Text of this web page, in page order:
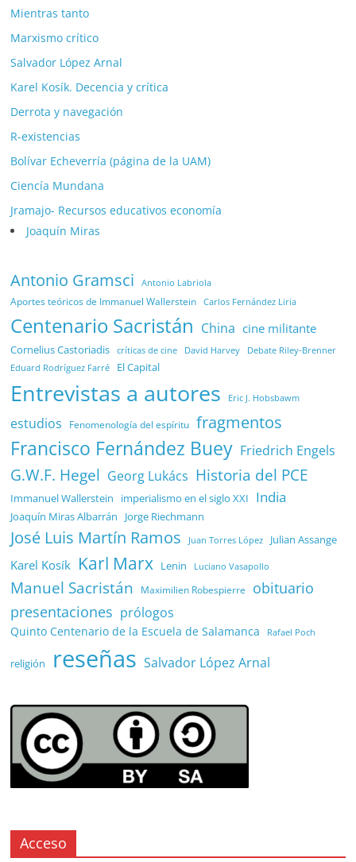
Mientras tanto
Marxismo crítico
Salvador López Arnal
Karel Kosík. Decencia y crítica
Derrota y navegación
R-existencias
Bolívar Echeverría (página de la UAM)
Ciencía Mundana
Jramajo- Recursos educativos economía
Joaquín Miras
Antonio Gramsci Antonio Labriola
Aportes teóricos de Immanuel Wallerstein Carlos Fernández Liria
Centenario Sacristán China cine militante
Cornelius Castoriadis críticas de cine David Harvey Debate Riley-Brenner
Eduard Rodríguez Farré El Capital
Entrevistas a autores Eric J. Hobsbawm
estudios Fenomenología del espíritu fragmentos
Francisco Fernández Buey Friedrich Engels
G.W.F. Hegel Georg Lukács Historia del PCE
Immanuel Wallerstein imperialismo en el siglo XXI India
Joaquín Miras Albarrán Jorge Riechmann
José Luis Martín Ramos Juan Torres López Julian Assange
Karel Kosík Karl Marx Lenin Luciano Vasapollo
Manuel Sacristán Maximilien Robespierre
obituario
presentaciones prólogos
Quinto Centenario de la Escuela de Salamanca Rafael Poch
religión reseñas Salvador López Arnal
Acceso